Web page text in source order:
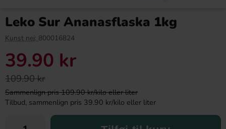
Leko Sur Ananasflaska 1kg
Kunst nej: 800016824
39.90 kr
109.90 kr
Sammenlign pris 109.90 kr/kilo eller liter
Tilbud, sammenlign pris 39.90 kr/kilo eller liter